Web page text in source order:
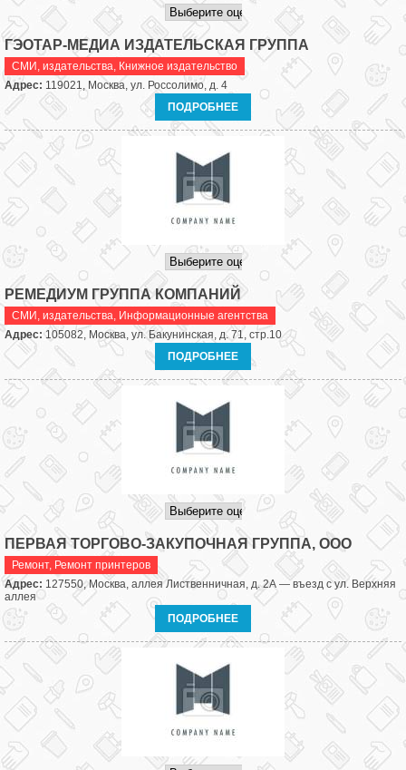
ГЭОТАР-МЕДИА ИЗДАТЕЛЬСКАЯ ГРУППА
СМИ, издательства, Книжное издательство
Адрес: 119021, Москва, ул. Россолимо, д. 4
ПОДРОБНЕЕ
РЕМЕДИУМ ГРУППА КОМПАНИЙ
СМИ, издательства, Информационные агентства
Адрес:105082, Москва, ул. Бакунинская, д. 71, стр.10
ПОДРОБНЕЕ
ПЕРВАЯ ТОРГОВО-ЗАКУПОЧНАЯ ГРУППА, ООО
Ремонт, Ремонт принтеров
Адрес: 127550, Москва, аллея Лиственничная, д. 2А — въезд с ул. Верхняя
аллея
ПОДРОБНЕЕ